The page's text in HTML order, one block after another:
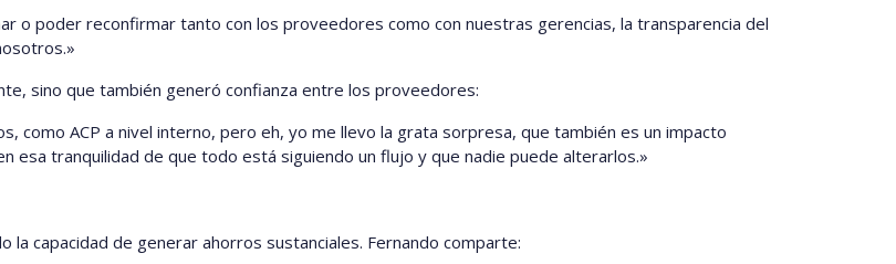
o poder reconfirmar tanto con los proveedores como con nuestras gerencias, la transparencia del
sino que también generó confianza entre los proveedores:
como ACP a nivel interno, pero eh, yo me llevo la grata sorpresa, que también es un impacto
esa tranquilidad de que todo está siguiendo un flujo y que nadie puede alterarlos.»
capacidad de generar ahorros sustanciales. Fernando comparte: